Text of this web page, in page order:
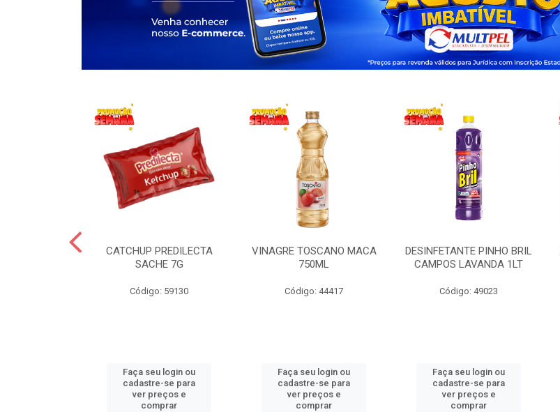
CATCHUP PREDILECTA
SACHE 7G
Código: 59130
Faça seu login ou
cadastre-se para
ver preços e
comprar
VINAGRE TOSCANO MACA
750ML
Código: 44417
Faça seu login ou
cadastre-se para
ver preços e
comprar
DESINFETANTE PINHO BRIL
CAMPOS LAVANDA 1LT
Código: 49023
Faça seu login ou
cadastre-se para
ver preços e
comprar